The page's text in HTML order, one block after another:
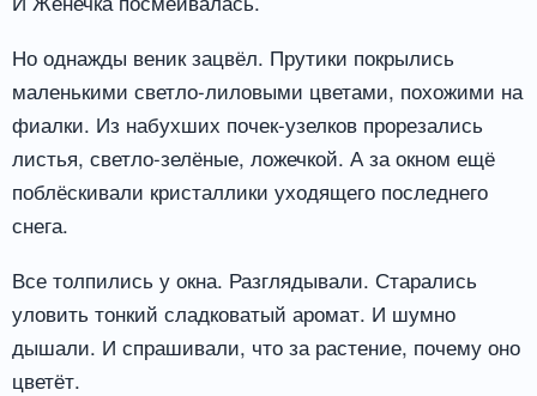
Но однажды веник зацвёл. Прутики покрылись
маленькими светло-лиловыми цветами, похожими на
фиалки. Из набухших почек-узелков прорезались
листья, светло-зелёные, ложечкой. А за окном ещё
поблёскивали кристаллики уходящего последнего
снега.
Все толпились у окна. Разглядывали. Старались
уловить тонкий сладковатый аромат. И шумно
дышали. И спрашивали, что за растение, почему оно
цветёт.